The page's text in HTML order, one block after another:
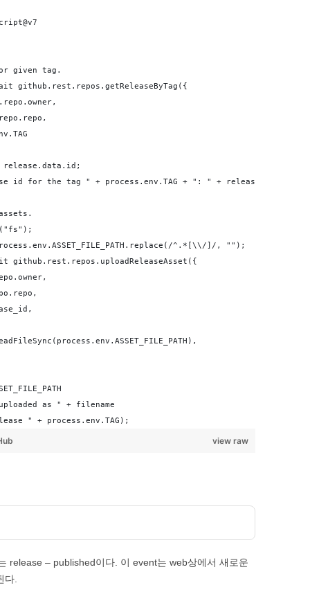
given tag.
github.rest.repos.getReleaseByTag({
id for the tag " + process.env.TAG + ": " + release_id);
^.*[\\/]/, "");
github.rest.repos.uploadReleaseAsset({
as " + filename
" + process.env.TAG);
view raw
release – published이다. 이 event는 web상에서 새로운
다.